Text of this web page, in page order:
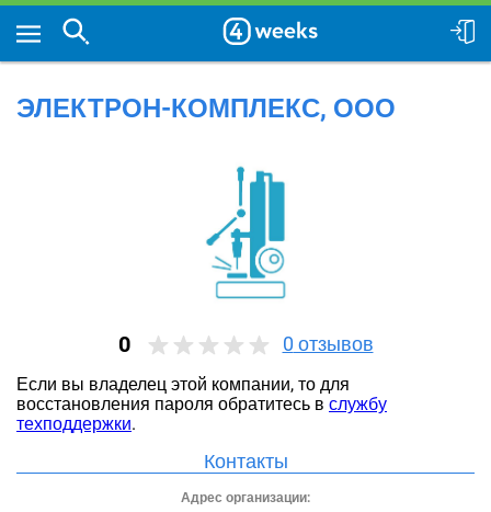
ЭЛЕКТРОН-КОМПЛЕКС, ООО
0 0 отзывов
Если вы владелец этой компании, то для
восстановления пароля обратитесь в службу
техподдержки.
Контакты
Адрес организации: